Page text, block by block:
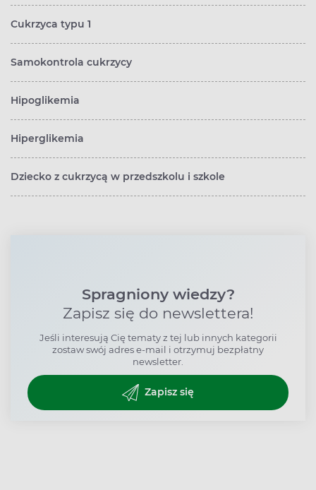
Cukrzyca typu 1
Samokontrola cukrzycy
Hipoglikemia
Hiperglikemia
Dziecko z cukrzycą w przedszkolu i szkole
Spragniony wiedzy?
Zapisz się do newslettera!
Jeśli interesują Cię tematy z tej lub innych kategorii
zostaw swój adres e-mail i otrzymuj bezpłatny
newsletter.
Zapisz się